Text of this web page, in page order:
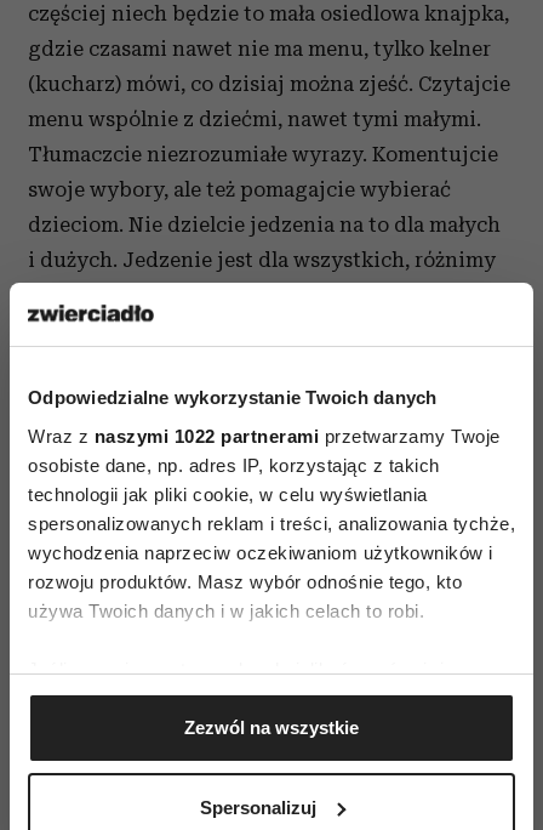
Odpowiedzialne wykorzystanie Twoich danych
Wraz z naszymi 1022 partnerami przetwarzamy Twoje
osobiste dane, np. adres IP, korzystając z takich
technologii jak pliki cookie, w celu wyświetlania
spersonalizowanych reklam i treści, analizowania tychże,
wychodzenia naprzeciw oczekiwaniom użytkowników i
rozwoju produktów. Masz wybór odnośnie tego, kto
używa Twoich danych i w jakich celach to robi.
Jeśli wyrazisz na to zgodę, chcielibyśmy również:
Gromadzić dane dotyczące Twojej lokalizacji
geograficznej z dokładnością nawet do kilku metrów
Identyfikować Twoje urządzenie, aktywnie
(fingerprinting, czyli wirtualny odcisk palca)
Zezwól na wszystkie
Spersonalizuj
częściej niech będzie to mała osiedlowa knajpka,
gdzie czasami nawet nie ma menu, tylko kelner
(kucharz) mówi, co dzisiaj można zjeść. Czytajcie
menu wspólnie z dziećmi, nawet tymi małymi.
Tłumaczcie niezrozumiałe wyrazy. Komentujcie
swoje wybory, ale też pomagajcie wybierać
dzieciom. Nie dzielcie jedzenia na to dla małych
i dużych. Jedzenie jest dla wszystkich, różnimy
planując taka eskapadę, żeby wybierać
w których dorośli wolą nie bawić się
w towarzystwie dzieci. Warto, żeby restauracja
stałą się miejscem poszukiwania nowości,
odkrywania. Ale też przy okazji uczenia się
najróżniejszych zachowań: rozmowy z kelnerem,
gośćmi przy stolikach obok i posługiwania się
najróżniejszymi „narzędziami” stołowymi.
degustacyjne“, albo samodzielnego zamawiania
np. kilku przystawek do wspólnego kosztowania.
i kształtowaniem dobrych nawyków